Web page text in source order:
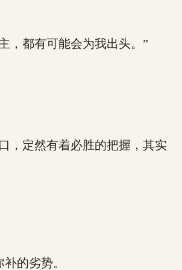
，都有可能会为我出头。”
定然有着必胜的把握，其实
的劣势。